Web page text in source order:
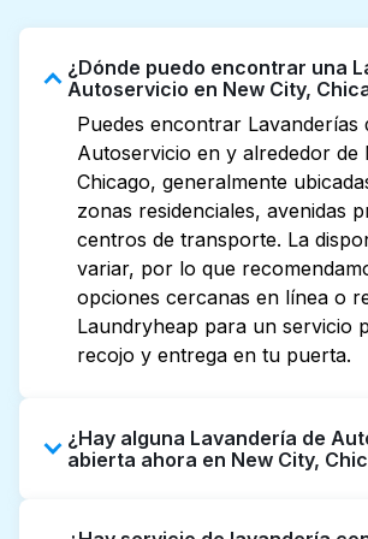
¿Dónde puedo encontrar una
Autoservicio en New City,
Puedes encontrar Lavanderías
Autoservicio en y alrededor de
Chicago, generalmente
zonas residenciales, avenidas
centros de transporte. La
variar, por lo que
opciones cercanas en línea o
Laundryheap para un servicio
recojo y entrega en tu puerta.
¿Hay alguna Lavandería de
abierta ahora en New City,